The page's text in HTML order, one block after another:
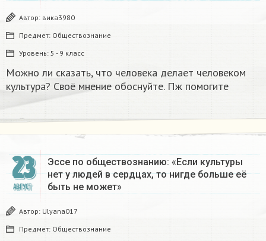
Автор: вика3980
Предмет: Обществознание
Уровень: 5 - 9 класс
Можно ли сказать, что человека делает человеком
культура? Своё мнение обоснуйте. Пж помогите
23
АВГУСТ
Эссе по обществознанию: «Если культуры
нет у людей в сердцах, то нигде больше её
быть не может»
Автор: Ulyana017
Предмет: Обществознание